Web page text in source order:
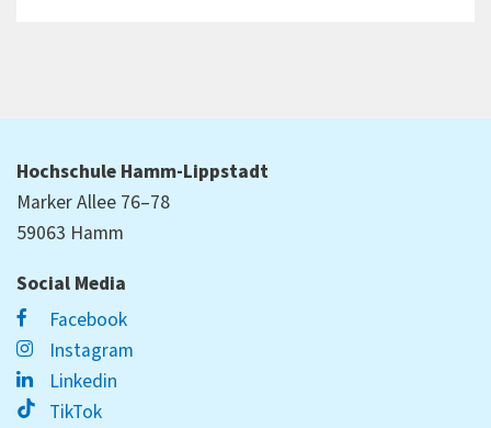
Hochschule Hamm-Lippstadt
Marker Allee 76–78
59063 Hamm
Social Media
Facebook
Instagram
Linkedin
TikTok